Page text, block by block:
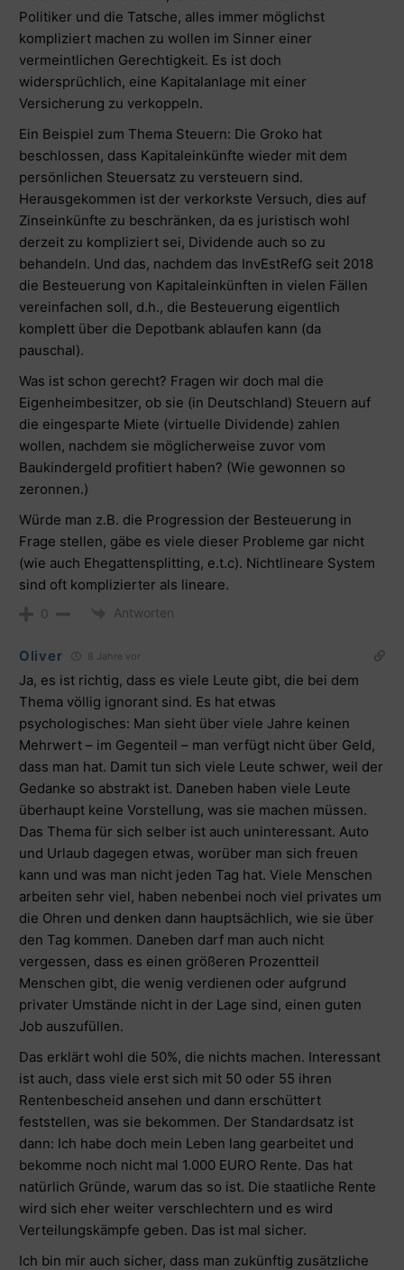
Politiker und die Tatsche, alles immer möglichst
kompliziert machen zu wollen im Sinner einer
vermeintlichen Gerechtigkeit. Es ist doch
widersprüchlich, eine Kapitalanlage mit einer
Versicherung zu verkoppeln.
Ein Beispiel zum Thema Steuern: Die Groko hat
beschlossen, dass Kapitaleinkünfte wieder mit dem
persönlichen Steuersatz zu versteuern sind.
Herausgekommen ist der verkorkste Versuch, dies auf
Zinseinkünfte zu beschränken, da es juristisch wohl
derzeit zu kompliziert sei, Dividende auch so zu
behandeln. Und das, nachdem das InvEstRefG seit 2018
die Besteuerung von Kapitaleinkünften in vielen Fällen
vereinfachen soll, d.h., die Besteuerung eigentlich
komplett über die Depotbank ablaufen kann (da
pauschal).
Was ist schon gerecht? Fragen wir doch mal die
Eigenheimbesitzer, ob sie (in Deutschland) Steuern auf
die eingesparte Miete (virtuelle Dividende) zahlen
wollen, nachdem sie möglicherweise zuvor vom
Baukindergeld profitiert haben? (Wie gewonnen so
zeronnen.)
Würde man z.B. die Progression der Besteuerung in
Frage stellen, gäbe es viele dieser Probleme gar nicht
(wie auch Ehegattensplitting, e.t.c). Nichtlineare System
sind oft komplizierter als lineare.
0 Antworten
Oliver 8 Jahre vor
Ja, es ist richtig, dass es viele Leute gibt, die bei dem
Thema völlig ignorant sind. Es hat etwas
psychologisches: Man sieht über viele Jahre keinen
Mehrwert – im Gegenteil – man verfügt nicht über Geld,
dass man hat. Damit tun sich viele Leute schwer, weil der
Gedanke so abstrakt ist. Daneben haben viele Leute
überhaupt keine Vorstellung, was sie machen müssen.
Das Thema für sich selber ist auch uninteressant. Auto
und Urlaub dagegen etwas, worüber man sich freuen
kann und was man nicht jeden Tag hat. Viele Menschen
arbeiten sehr viel, haben nebenbei noch viel privates um
die Ohren und denken dann hauptsächlich, wie sie über
den Tag kommen. Daneben darf man auch nicht
vergessen, dass es einen größeren Prozentteil
Menschen gibt, die wenig verdienen oder aufgrund
privater Umstände nicht in der Lage sind, einen guten
Job auszufüllen.
Das erklärt wohl die 50%, die nichts machen. Interessant
ist auch, dass viele erst sich mit 50 oder 55 ihren
Rentenbescheid ansehen und dann erschüttert
feststellen, was sie bekommen. Der Standardsatz ist
dann: Ich habe doch mein Leben lang gearbeitet und
bekomme noch nicht mal 1.000 EURO Rente. Das hat
natürlich Gründe, warum das so ist. Die staatliche Rente
wird sich eher weiter verschlechtern und es wird
Verteilungskämpfe geben. Das ist mal sicher.
Ich bin mir auch sicher, dass man zukünftig zusätzliche